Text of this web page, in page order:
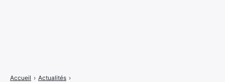
Accueil › Actualités ›